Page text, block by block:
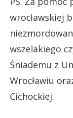
wrocławskiej
wszelakiego
Śniademu z
Wrocławiu
Cichockiej.